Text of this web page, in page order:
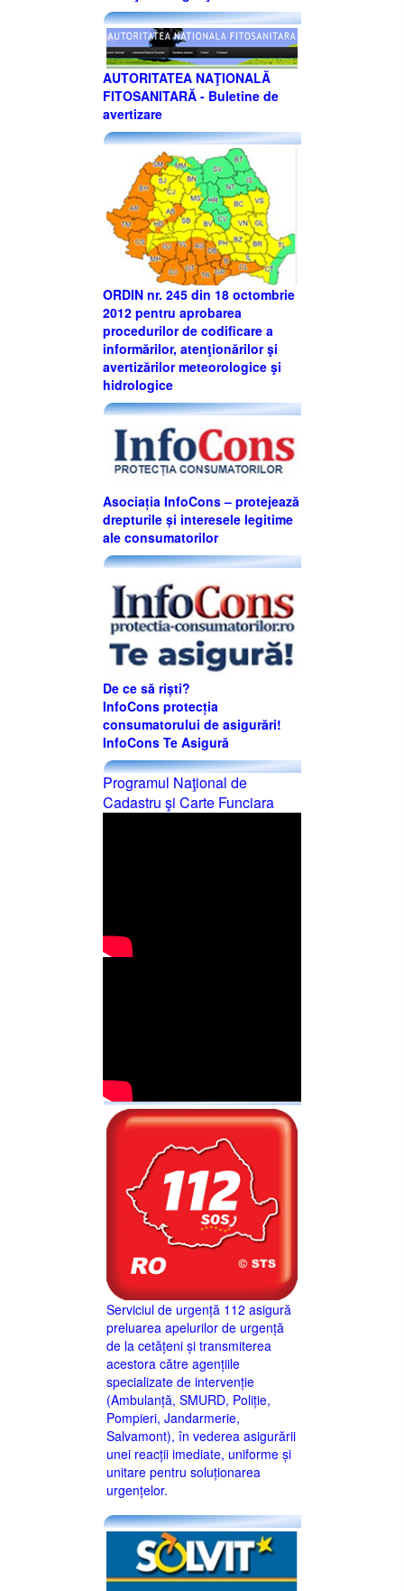
AUTORITATEA NAŢIONALĂ
FITOSANITARĂ - Buletine de
avertizare
ORDIN nr. 245 din 18 octombrie
2012 pentru aprobarea
procedurilor de codificare a
informărilor, atenţionărilor şi
avertizărilor meteorologice şi
hidrologice
Asociația InfoCons – protejează
drepturile și interesele legitime
ale consumatorilor
De ce să riști?
InfoCons protecția
consumatorului de asigurări!
InfoCons Te Asigură
Programul Naţional de
Cadastru şi Carte Funciara
Serviciul de urgență 112 asigură
preluarea apelurilor de urgență
de la cetățeni și transmiterea
acestora către agențiile
specializate de intervenție
(Ambulanță, SMURD, Poliție,
Pompieri, Jandarmerie,
Salvamont), în vederea asigurării
unei reacții imediate, uniforme și
unitare pentru soluționarea
urgențelor.